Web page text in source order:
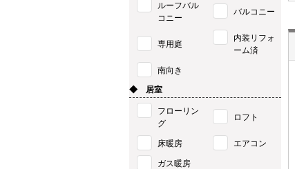
ルーフバル
コニー
バルコニー
専用庭
内装リフォ
ーム済
南向き
◆ 居室
フローリン
グ
ロフト
床暖房 エアコン
ガス暖房